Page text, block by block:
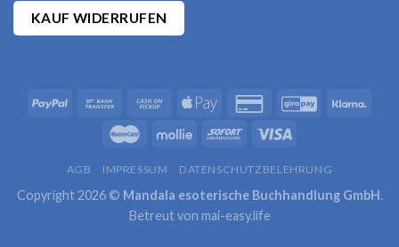
KAUF WIDERRUFEN
AGB IMPRESSUM DATENSCHUTZBELEHRUNG
Copyright 2026 © Mandala esoterische Buchhandlung GmbH.
Betreut von mai-easy.life